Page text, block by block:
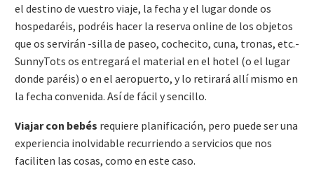
el destino de vuestro viaje, la fecha y el lugar donde os
hospedaréis, podréis hacer la reserva online de los objetos
que os servirán -silla de paseo, cochecito, cuna, tronas, etc.-
SunnyTots os entregará el material en el hotel (o el lugar
donde paréis) o en el aeropuerto, y lo retirará allí mismo en
la fecha convenida. Así de fácil y sencillo.
Viajar con bebés requiere planificación, pero puede ser una
experiencia inolvidable recurriendo a servicios que nos
faciliten las cosas, como en este caso.